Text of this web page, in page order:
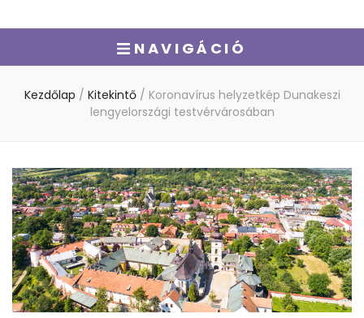
NAVIGÁCIÓ
Kezdőlap / Kitekintő / Koronavírus helyzetkép Dunakeszi
lengyelországi testvérvárosában